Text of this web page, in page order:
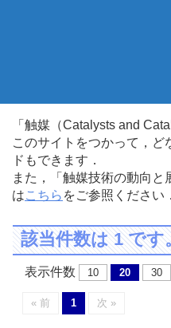
「触媒（Catalysts and
このサイトをつかって，
ドもできます．
また，「触媒技術の動向
はこちら をご参照ください．
該当件数は 1 で
表示件数 10 20 30
« 前 1 次 »